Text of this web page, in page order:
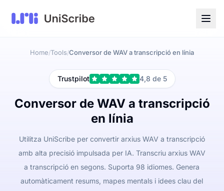
Home/Tools/Conversor de WAV a transcripció en línia
Trustpilot 4,8 de 5
Conversor de WAV a transcripció
en línia
Utilitza UniScribe per convertir arxius WAV a transcripció
amb alta precisió impulsada per IA. Transcriu arxius WAV
a transcripció en segons. Suporta 98 idiomes. Genera
automàticament resums, mapes mentals i idees clau del